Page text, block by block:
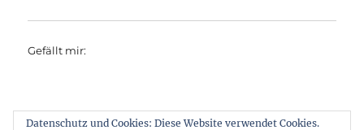
Gefällt mir:
Datenschutz und Cookies: Diese Website verwendet Cookies.